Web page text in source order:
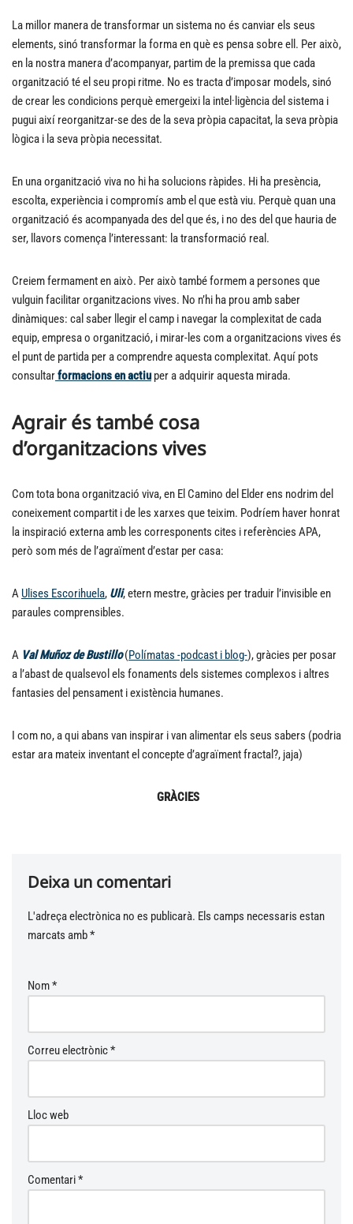
La millor manera de transformar un sistema no és canviar els seus
elements, sinó transformar la forma en què es pensa sobre ell. Per això,
en la nostra manera d’acompanyar, partim de la premissa que cada
organització té el seu propi ritme. No es tracta d’imposar models, sinó
de crear les condicions perquè emergeixi la intel·ligència del sistema i
pugui així reorganitzar-se des de la seva pròpia capacitat, la seva pròpia
lògica i la seva pròpia necessitat.
En una organització viva no hi ha solucions ràpides. Hi ha presència,
escolta, experiència i compromís amb el que està viu. Perquè quan una
organització és acompanyada des del que és, i no des del que hauria de
ser, llavors comença l’interessant: la transformació real.
Creiem fermament en això. Per això també formem a persones que
vulguin facilitar organitzacions vives. No n’hi ha prou amb saber
dinàmiques: cal saber llegir el camp i navegar la complexitat de cada
equip, empresa o organització, i mirar-les com a organitzacions vives és
el punt de partida per a comprendre aquesta complexitat. Aquí pots
consultarformacions en actiuper a adquirir aquesta mirada.
Agrair és també cosa
d’organitzacions vives
Com tota bona organització viva, en El Camino del Elder ens nodrim del
coneixement compartit i de les xarxes que teixim. Podríem haver honrat
la inspiració externa amb les corresponents cites i referències APA,
però som més de l’agraïment d’estar per casa:
A Ulises Escorihuela, Uli, etern mestre, gràcies per traduir l’invisible en
paraules comprensibles.
A Val Muñoz de Bustillo(Polímatas -podcast i blog-), gràcies per posar
a l’abast de qualsevol els fonaments dels sistemes complexos i altres
fantasies del pensament i existència humanes.
I com no, a qui abans van inspirar i van alimentar els seus sabers (podria
estar ara mateix inventant el concepte d’agraïment fractal?, jaja)
GRÀCIES
Deixa un comentari
L'adreça electrònica no es publicarà. Els camps necessaris estan
marcats amb*
Nom*
Correu electrònic*
Lloc web
Comentari*
A
lt
n
ti
v